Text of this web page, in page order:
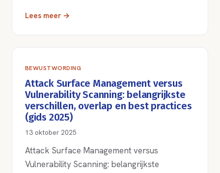
Lees meer →
BEWUSTWORDING
Attack Surface Management versus
Vulnerability Scanning: belangrijkste
verschillen, overlap en best practices
(gids 2025)
13 oktober 2025
Attack Surface Management versus
Vulnerability Scanning: belangrijkste